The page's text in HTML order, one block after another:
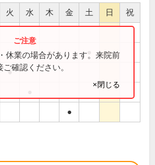
火 水 木 金 土 日 祝
●
●
●
休業の場合があります。来院前
確認ください。
×閉じる